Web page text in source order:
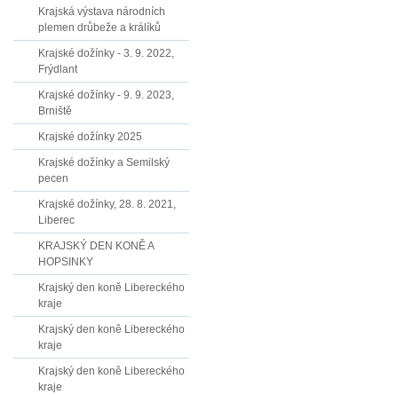
Krajská výstava národních
plemen drůbeže a králíků
Krajské dožínky - 3. 9. 2022,
Frýdlant
Krajské dožínky - 9. 9. 2023,
Brniště
Krajské dožínky 2025
Krajské dožínky a Semilský
pecen
Krajské dožínky, 28. 8. 2021,
Liberec
KRAJSKÝ DEN KONĚ A
HOPSINKY
Krajský den koně Libereckého
kraje
Krajský den koně Libereckého
kraje
Krajský den koně Libereckého
kraje